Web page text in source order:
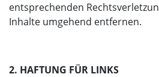
entsprechenden
Inhalte umgehend entfernen.
2. HAFTUNG FÜR LINKS